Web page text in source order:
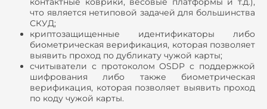
что является нетиповой задачей для большинства
СКУД;
криптозащищенные идентификаторы либо
биометрическая верификация, которая позволяет
выявить проход по дубликату чужой карты;
считыватели с протоколом OSDP с поддержкой
шифрования либо также биометрическая
верификация, которая позволяет выявить проход
по коду чужой карты.